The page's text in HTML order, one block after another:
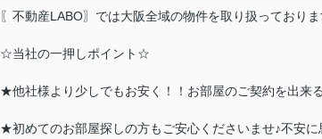
〖不動産LABO〗では大阪全域の物件を取り扱っておりま
☆当社の一押しポイント☆
★他社様より少しでもお安く！！お部屋のご契約を出来
★初めてのお部屋探しの方もご安心くださいませ♪不安